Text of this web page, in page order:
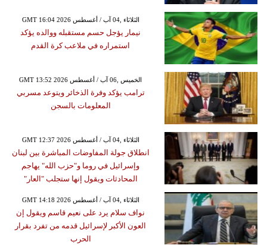
GMT 16:04 2026 الثلاثاء ,04 آب / أغسطس
نيمار يؤجل حسم مستقبله ووالده يؤكد
استمراره في ملاعب كرة القدم
GMT 13:52 2026 الخميس ,06 آب / أغسطس
ترامب يؤكد وفرة الذخائر ويتوعد مسربي
المعلومات بالسجن
GMT 12:37 2026 الثلاثاء ,04 آب / أغسطس
انطلاق جولة المفاوضات المباشرة بين لبنان
وإسرائيل في روما و"حزب الله" يهاجم
المحادثات ويقول إنها ستجلب "العار"
GMT 14:18 2026 الثلاثاء ,04 آب / أغسطس
نواف سلام يرد على نعيم قاسم ويقول إن
العون الأكبر لإسرائيل قدمه من تفرد بقرار
الحرب